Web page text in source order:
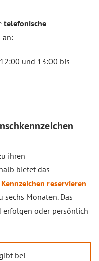
telefonische
an:
und 13:00 bis
ihren
bietet das
Kennzeichen reservieren
Monaten. Das
erfolgen oder persönlich
bei